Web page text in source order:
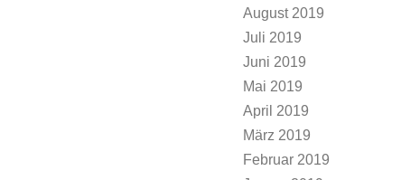
August 2019
Juli 2019
Juni 2019
Mai 2019
April 2019
März 2019
Februar 2019